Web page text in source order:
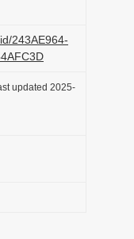
243AE964-
updated 2025-